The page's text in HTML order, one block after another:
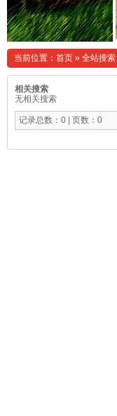
当前位置： 首页 » 全站搜索
相关搜索
无相关搜索
记录总数：0 | 页数：0